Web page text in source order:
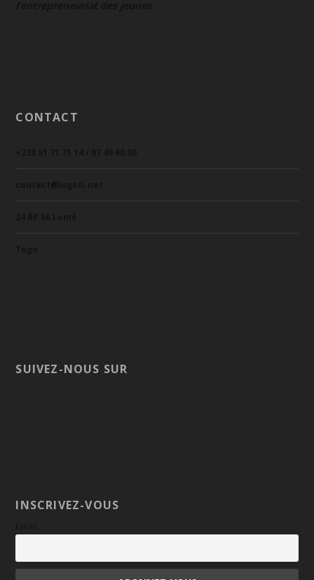
CONTACT
SUIVEZ-NOUS SUR
INSCRIVEZ-VOUS